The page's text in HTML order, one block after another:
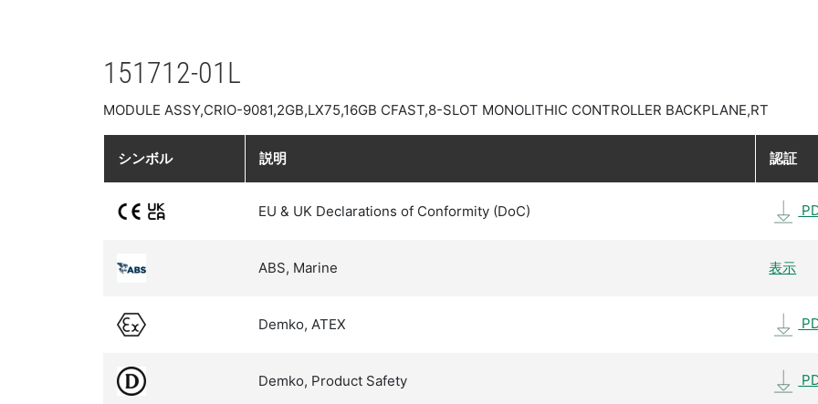
151712-01L
MODULE ASSY,CRIO-9081,2GB,LX75,16GB CFAST,8-SLOT MONOLITHIC CONTROLLER BACKPLANE,RT
シンボル 説明 認証
EU & UK Declarations of Conformity (DoC)
ABS, Marine 表示
Demko, ATEX
Demko, Product Safety